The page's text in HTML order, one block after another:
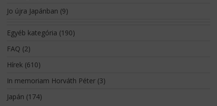
Jo újra Japánban (9)
Egyéb kategória (190)
FAQ (2)
Hírek(610)
In memoriam Horváth Péter(3)
Japán (174)